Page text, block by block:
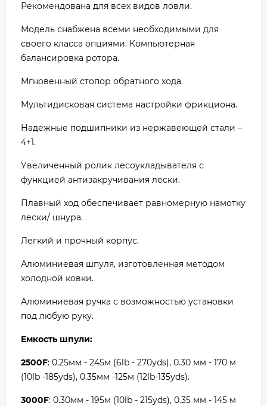
Рекомендована для всех видов ловли.
Модель снабжена всеми необходимыми для
своего класса опциями. Компьютерная
балансировка ротора.
Мгновенный стопор обратного хода.
Мультидисковая система настройки фрикциона.
Надежные подшипники из нержавеющей стали –
4+1.
Увеличенный ролик лесоукладывателя с
функцией антизакручивания лески.
Плавный ход обеспечивает равномерную намотку
лески/ шнура.
Легкий и прочный корпус.
Алюминиевая шпуля, изготовленная методом
холодной ковки.
Алюминиевая ручка с возможностью установки
под любую руку.
Емкость шпули:
2500F: 0.25мм - 245м (6lb - 270yds), 0.30 мм - 170 м
(10lb -185yds), 0.35мм -125м (12lb-135yds).
3000F: 0.30мм - 195м (10lb - 215yds), 0.35 мм - 145 м